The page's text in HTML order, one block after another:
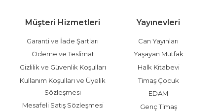
Müşteri Hizmetleri
Garanti ve İade Şartları
Ödeme ve Teslimat
Gizlilik ve Güvenlik Koşulları
Kullanım Koşulları ve Üyelik
Sözleşmesi
Mesafeli Satış Sözleşmesi
Yayınevleri
Can Yayınları
Yaşayan Mutfak
Halk Kitabevi
Timaş Çocuk
EDAM
Genç Timaş